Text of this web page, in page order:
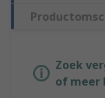
Zoek
of meer